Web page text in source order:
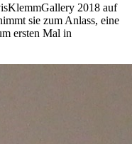
2018 auf
sie zum Anlass, eine
ersten Mal in